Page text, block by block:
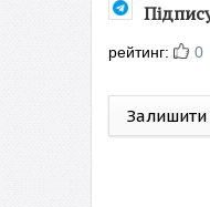
рейтинг: 0